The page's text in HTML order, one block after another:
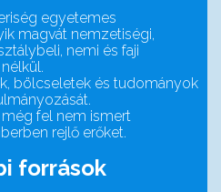
egyetemes
magvát nemzetiségi,
nemi és faji
bölcseletek és tudományok
fel nem ismert
rejlő erőket.
források